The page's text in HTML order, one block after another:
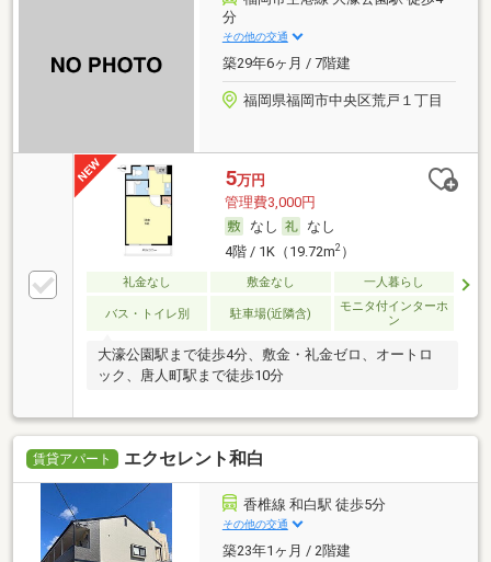
分
その他の交通
築29年6ヶ月 / 7階建
福岡県福岡市中央区荒戸１丁目
5万円
管理費3,000円
なし
なし
4階 / 1K（19.72m2）
礼金なし 敷金なし 一人暮らし
バス・トイレ別 駐車場(近隣含)
モニタ付インターホ
ン
大濠公園駅まで徒歩4分、敷金・礼金ゼロ、オートロ
ック、唐人町駅まで徒歩10分
賃貸アパート エクセレント和白
香椎線 和白駅 徒歩5分
その他の交通
築23年1ヶ月 / 2階建